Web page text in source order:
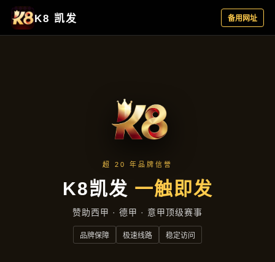
公司动态
首页 公司动态